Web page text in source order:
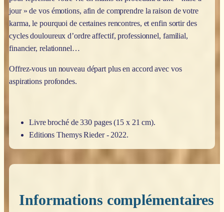
jour » de vos émotions, afin de comprendre la raison de votre
karma, le pourquoi de certaines rencontres, et enfin sortir des
cycles douloureux d’ordre affectif, professionnel, familial,
financier, relationnel…
Offrez-vous un nouveau départ plus en accord avec vos
aspirations profondes.
Livre broché de 330 pages (15 x 21 cm).
Editions Themys Rieder - 2022.
Informations complémentaires